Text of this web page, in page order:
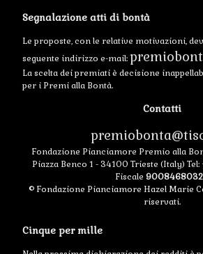
Segnalazione atti di bontà
Le proposte, con le relative motivazioni,
seguente indirizzo e-mail:
La scelta dei premiati è decisione
per i Premi alla Bontà.
Contatti
Fondazione Pianciamore Premio alla
Piazza Benco 1 - 34100 Trieste (Italy)
Fiscale
© Fondazione Pianciamore Hazel Marie
riservati.
Cinque per mille